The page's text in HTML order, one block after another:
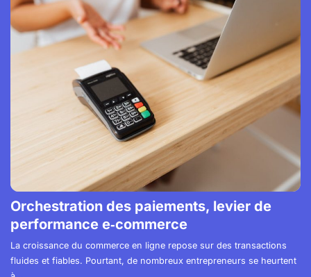
Orchestration des paiements, levier de
performance e‑commerce
La croissance du commerce en ligne repose sur des transactions
fluides et fiables. Pourtant, de nombreux entrepreneurs se heurtent